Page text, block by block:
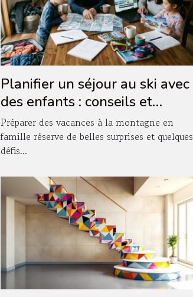
Planifier un séjour au ski avec
des enfants : conseils et
astuces
Préparer des vacances à la montagne en
famille réserve de belles surprises et quelques
défis...